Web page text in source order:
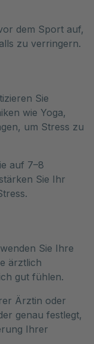
dem Sport auf,
zu verringern.
Sie
wie Yoga,
um Stress zu
auf 7–8
Sie Ihr
Sie Ihre
ärztlich
gut fühlen.
Ärztin oder
genau festlegt,
Ihrer